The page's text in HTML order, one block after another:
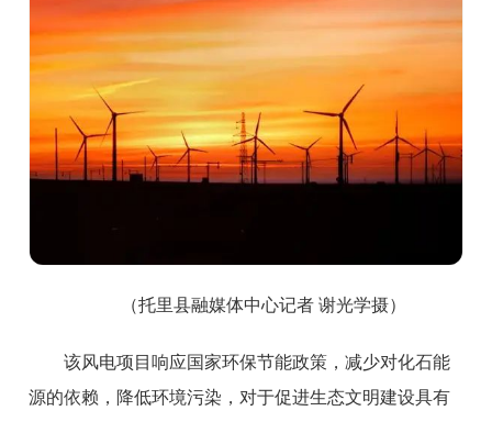
（托里县融媒体中心记者 谢光学摄）
该风电项目响应国家环保节能政策，减少对化石能
源的依赖，降低环境污染，对于促进生态文明建设具有